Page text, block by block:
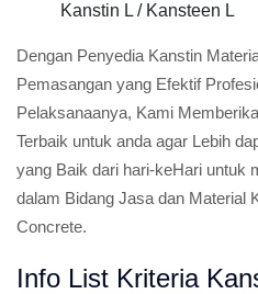
Kanstin L / Kansteen L
Dengan Penyedia Kanstin
Pemasangan yang Efektif
Pelaksanaanya, Kami
Terbaik untuk anda agar Lebih
yang Baik dari hari-keHari untuk
dalam Bidang Jasa dan Material
Concrete.
Info List Kriteria